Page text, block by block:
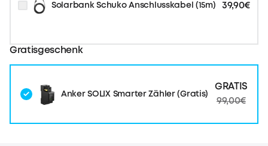
Solarbank Schuko Anschlusskabel (15m) 39,90€
Gratisgeschenk
Anker SOLIX Smarter Zähler (Gratis)
GRATIS
99,00€